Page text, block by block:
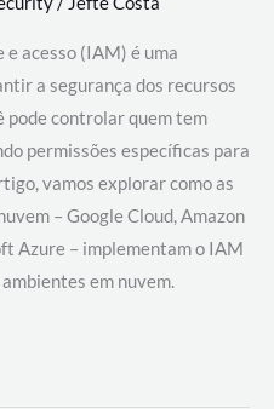
acesso (IAM) é uma
a segurança dos recursos
pode controlar quem tem
permissões específicas para
vamos explorar como as
– Google Cloud, Amazon
Azure – implementam o IAM
em nuvem.